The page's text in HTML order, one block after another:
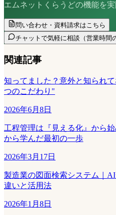
エムネットくらうどの機能を
問い合わせ・資料請求はこちら
チャットで気軽に相談 （営業時間
関連記事
知ってました？意外と知られ
つのこだわり"
2026年6月8日
工程管理は『見える化』から
から学んだ最初の一歩
2026年3月17日
製造業の図面検索システム｜
違いと活用法
2026年1月8日